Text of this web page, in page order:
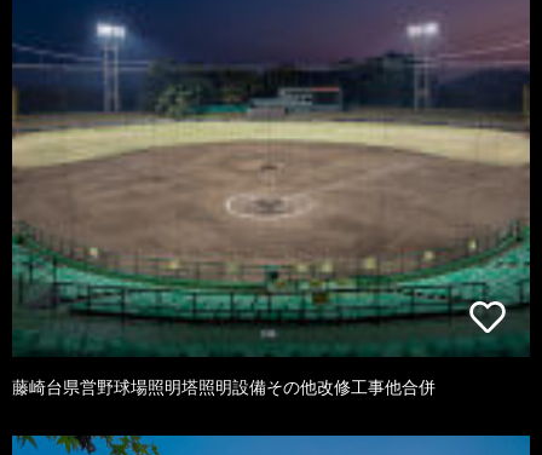
藤崎台県営野球場照明塔照明設備その他改修工事他合併